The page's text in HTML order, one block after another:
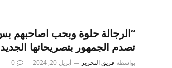
“الرجالة حلوة وبحب اصاحبهم
تصدم الجمهور بتصريحاتها
بواسطة فريق التحرير أبريل 20, 2024 0